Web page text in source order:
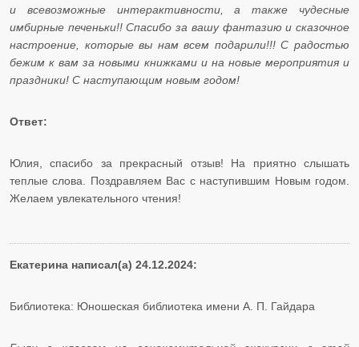
и всевозможные интерактивности, а также чудесные
имбирные печеньки!! Спасибо за вашу фантазию и сказочное
настроение, которые вы нам всем подарили!!! С радостью
бежим к вам за новыми книжками и на новые мероприятия и
праздники! С наступающим новым годом!
Ответ:
Юлия, спасибо за прекрасный отзыв! На приятно слышать
теплые слова. Поздравляем Вас с наступившим Новым годом.
Желаем увлекательного чтения!
Екатерина написал(а) 24.12.2024:
Библиотека: Юношеская библиотека имени А. П. Гайдара